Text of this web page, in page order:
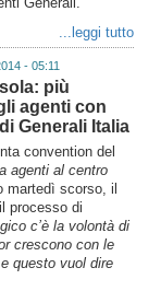
...leggi tutto
- 05:11
più
agenti con
Generali Italia
convention del
agenti al centro
martedì scorso, il
processo di
c’è la volontà di
crescono con le
questo vuol dire